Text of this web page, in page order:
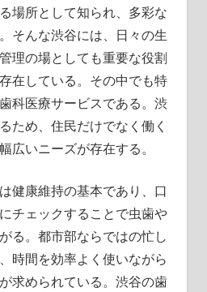
場所として知られ、多彩な
そんな渋谷には、日々の生
理の場としても重要な役割
在している。その中でも特
科医療サービスである。渋
ため、住民だけでなく働く
広いニーズが存在する。
健康維持の基本であり、口
チェックすることで虫歯や
る。都市部ならではの忙し
時間を効率よく使いながら
求められている。渋谷の歯